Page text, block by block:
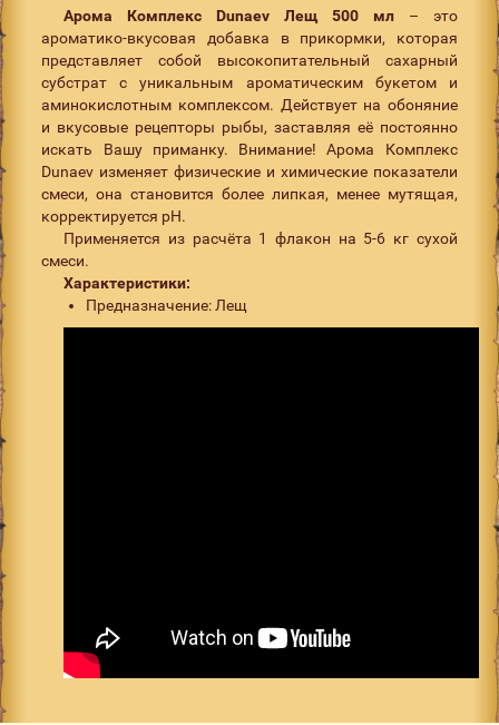
Арома Комплекс Dunaev Лещ 500 мл – это
ароматико-вкусовая добавка в прикормки, которая
представляет собой высокопитательный сахарный
субстрат с уникальным ароматическим букетом и
аминокислотным комплексом. Действует на обоняние
и вкусовые рецепторы рыбы, заставляя её постоянно
искать Вашу приманку. Внимание! Арома Комплекс
Dunaev изменяет физические и химические показатели
смеси, она становится более липкая, менее мутящая,
корректируется pH.
Применяется из расчёта 1 флакон на 5-6 кг сухой
смеси.
Характеристики:
Предназначение: Лещ